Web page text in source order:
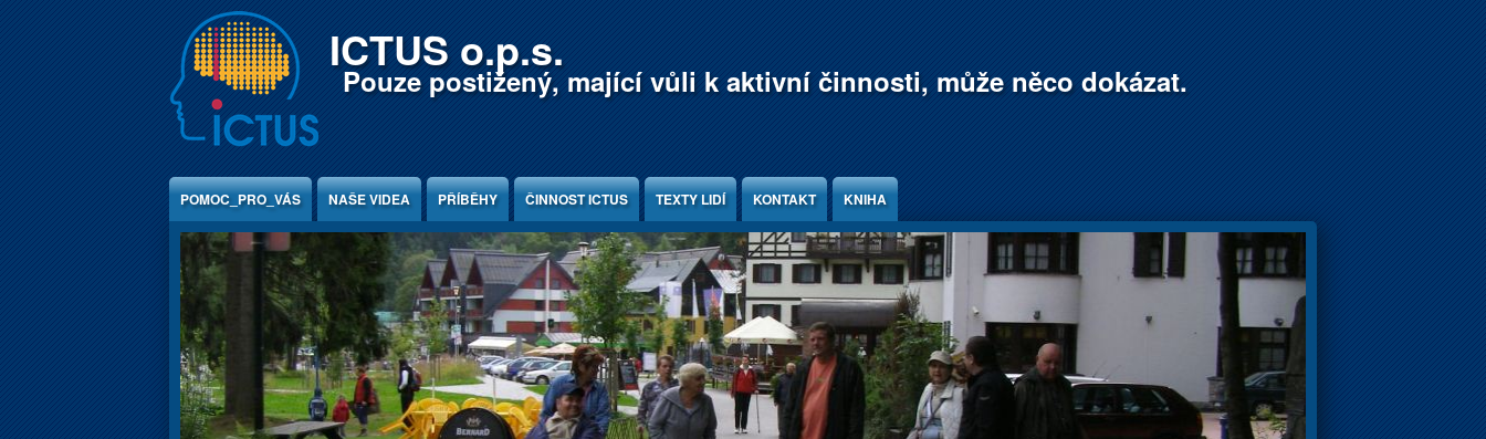
ICTUS o.p.s.
Pouze postižený, mající vůli k aktivní činnosti, může něco dokázat.
POMOC_PRO_VÁS NAŠE VIDEA PŘÍBĚHY ČINNOST ICTUS TEXTY LIDÍ KONTAKT KNIHA